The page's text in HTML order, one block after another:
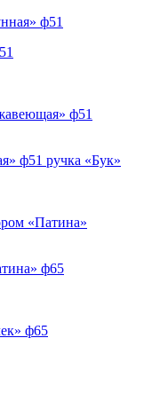
ф51 ручка «Бук»
ф65